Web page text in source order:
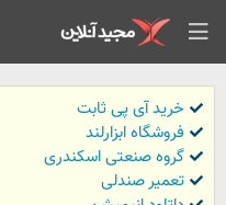
خرید آی پی ثابت
فروشگاه ابزارلند
گروه صنعتی اسکندری
تعمیر صندلی